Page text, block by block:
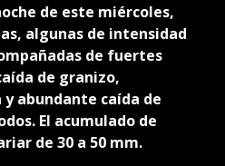
de este miércoles,
algunas de intensidad
de fuertes
de granizo,
abundante caída de
El acumulado de
de 30 a 50 mm.